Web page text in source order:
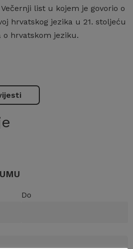
list u kojem je govorio o
hrvatskog jezika u 21. stoljeću
o hrvatskom jeziku.
Do